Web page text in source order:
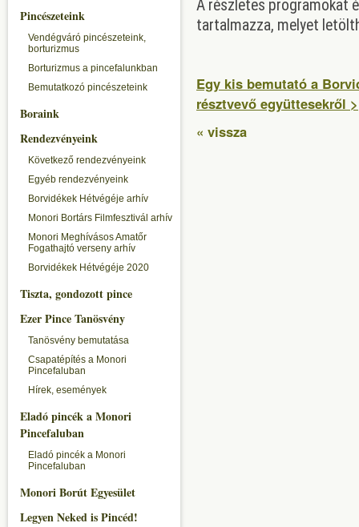
Pincészeteink
Vendégváró pincészeteink,
borturizmus
Borturizmus a pincefalunkban
Bemutatkozó pincészeteink
Boraink
Rendezvényeink
Következő rendezvényeink
Egyéb rendezvényeink
Borvidékek Hétvégéje arhív
Monori Bortárs Filmfesztivál arhív
Monori Meghívásos Amatőr
Fogathajtó verseny arhív
Borvidékek Hétvégéje 2020
Tiszta, gondozott pince
Ezer Pince Tanösvény
Tanösvény bemutatása
Csapatépítés a Monori
Pincefaluban
Hírek, események
Eladó pincék a Monori
Pincefaluban
Eladó pincék a Monori
Pincefaluban
Monori Borút Egyesület
Legyen Neked is Pincéd!
A részletes programokat
tartalmazza, melyet
Egy kis bemutató a
résztvevő együttesekről
« vissza